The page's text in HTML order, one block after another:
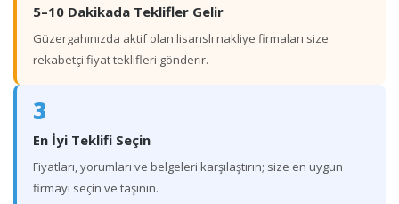
5–10 Dakikada Teklifler Gelir
Güzergahınızda aktif olan lisanslı nakliye firmaları size
rekabetçi fiyat teklifleri gönderir.
3
En İyi Teklifi Seçin
Fiyatları, yorumları ve belgeleri karşılaştırın; size en uygun
firmayı seçin ve taşının.